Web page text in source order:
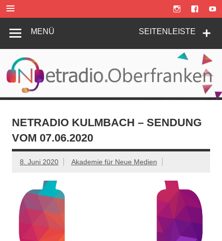
Inhalt
springen
SEITENLEISTE
MENÜ
NETRADIO KULMBACH – SENDUNG
VOM 07.06.2020
8. Juni 2020 Akademie für Neue Medien